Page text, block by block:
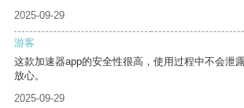
2025-09-29
游客
这款加速器app的安全性很高，使用过程中不会泄
放心。
2025-09-29